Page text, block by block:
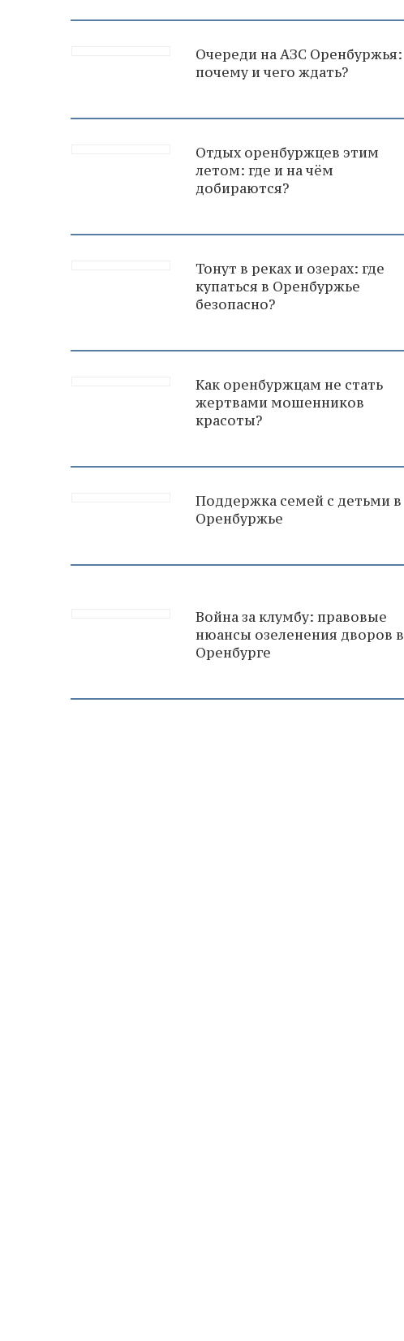
Очереди на АЗС Оренбуржья:
почему и чего ждать?
Отдых оренбуржцев этим
летом: где и на чём
добираются?
Тонут в реках и озерах: где
купаться в Оренбуржье
безопасно?
Как оренбуржцам не стать
жертвами мошенников
красоты?
Поддержка семей с детьми в
Оренбуржье
Война за клумбу: правовые
нюансы озеленения дворов в
Оренбурге